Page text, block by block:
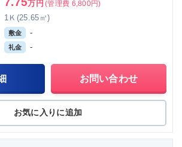
万円 (管理費 6,800円)
1Ｋ(25.65㎡)
敷金 -
礼金 -
お問い合わせ
お気に入りに追加